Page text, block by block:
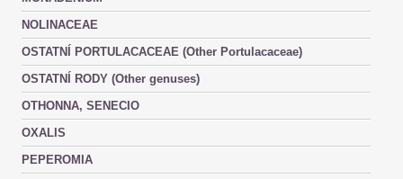
NOLINACEAE
OSTATNÍ PORTULACACEAE (Other Portulacaceae)
OSTATNÍ RODY (Other genuses)
OTHONNA, SENECIO
OXALIS
PEPEROMIA